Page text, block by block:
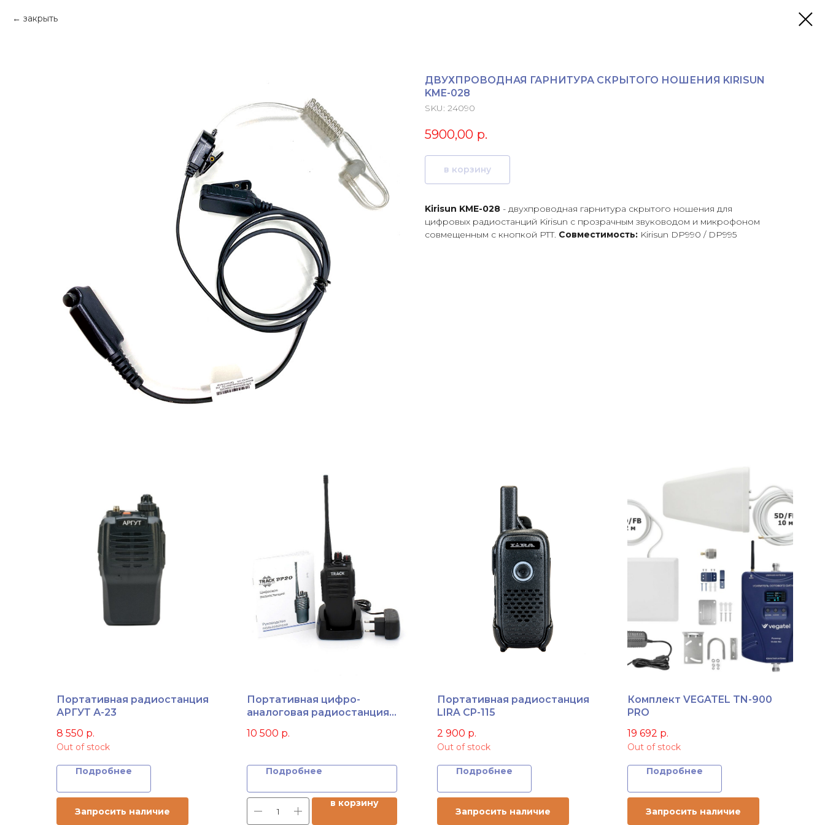
закрыть
ДВУХПРОВОДНАЯ ГАРНИТУРА СКРЫТОГО НОШЕНИЯ KIRISUN
KME-028
SKU: 24090
5900,00 р.
в корзину
Kirisun KME-028 - двухпроводная гарнитура скрытого ношения для
цифровых радиостанций Kirisun с прозрачным звуководом и микрофоном
совмещенным с кнопкой PTT. Совместимость: Kirisun DP990 / DP995
Портативная радиостанция
АРГУТ А-23
8 550 р.
Out of stock
Подробнее
Запросить наличие
Портативная цифро-
аналоговая радиостанция
10 500 р.
Подробнее
в корзину
Портативная радиостанция
LIRA СP-115
2 900 р.
Out of stock
Подробнее
Запросить наличие
Комплект VEGATEL TN-900
PRO
19 692 р.
Out of stock
Подробнее
Запросить наличие